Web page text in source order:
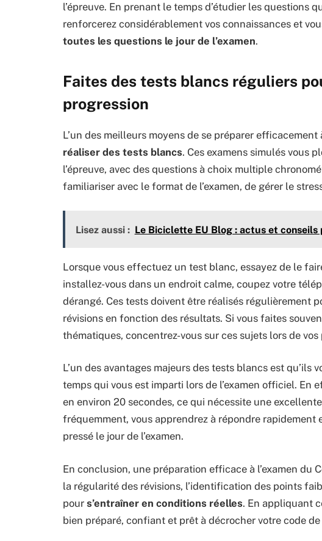
l’épreuve. En prenant le temps d’étudier les questions
renforcerez considérablement vos connaissances et
toutes les questions le jour de l’examen.
Faites des tests blancs réguliers
progression
L’un des meilleurs moyens de se préparer efficacement
réaliser des tests blancs. Ces examens simulés vous
l’épreuve, avec des questions à choix multiple
familiariser avec le format de l’examen, de gérer le
Lisez aussi : Le Biciclette EU Blog : actus et
Lorsque vous effectuez un test blanc, essayez de le
installez-vous dans un endroit calme, coupez votre
dérangé. Ces tests doivent être réalisés régulièrement
révisions en fonction des résultats. Si vous faites
thématiques, concentrez-vous sur ces sujets lors de vos
L’un des avantages majeurs des tests blancs est
temps qui vous est imparti lors de l’examen officiel.
en environ 20 secondes, ce qui nécessite une
fréquemment, vous apprendrez à répondre rapidement
pressé le jour de l’examen.
En conclusion, une préparation efficace à l’examen du
la régularité des révisions, l’identification des points
pour s’entraîner en conditions réelles. En appliquant
bien préparé, confiant et prêt à décrocher votre code